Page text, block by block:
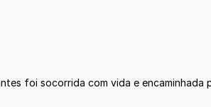
foi socorrida com vida e encaminhada